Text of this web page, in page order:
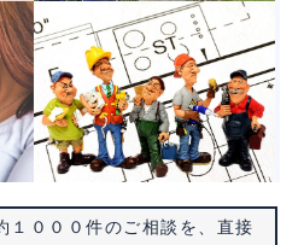
１０００件のご相談を、直接